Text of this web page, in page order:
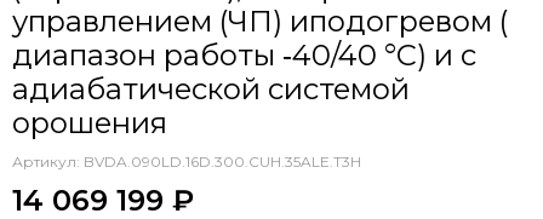
управлением (ЧП) иподогревом (
диапазон работы ‐40/40 °С) и с
адиабатической системой
орошения
Артикул: BVDA.090LD.16D.300.CUH.35ALE.T3H
14 069 199 ₽